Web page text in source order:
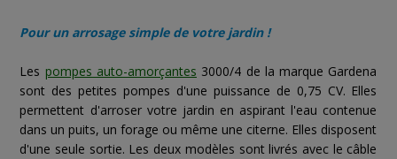
Pour un arrosage simple de votre jardin !
Les pompes auto-amorçantes 3000/4 de la marque Gardena
sont des petites pompes d'une puissance de 0,75 CV. Elles
permettent d'arroser votre jardin en aspirant l'eau contenue
dans un puits, un forage ou même une citerne. Elles disposent
d'une seule sortie. Les deux modèles sont livrés avec le câble